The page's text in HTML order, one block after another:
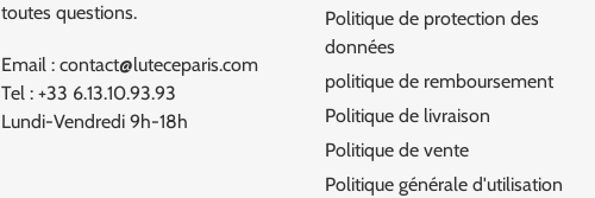
toutes questions.
Email : contact@luteceparis.com
Tel : +33 6.13.10.93.93
Lundi-Vendredi 9h-18h
Politique de protection des
données
politique de remboursement
Politique de livraison
Politique de vente
Politique générale d'utilisation